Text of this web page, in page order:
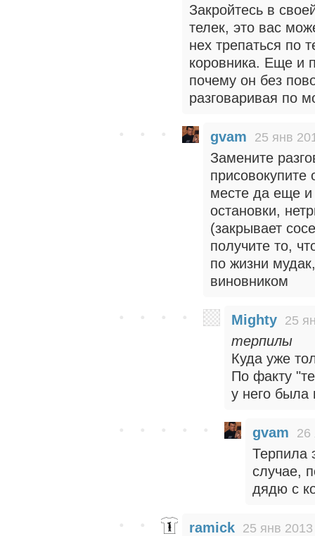
Закройтесь в
телек, это вас
нех трепаться по
коровника. Еще и
почему он без
разговаривая по
gvam 25 янв
Замените
месте да еще и
остановки,
(закрывает
получите то,
по жизни
виновником
Mighty 25
терпилы
Куда уже
По факту
у него была
gvam 26
Терпила
случае,
дядю с
ramick 25 янв